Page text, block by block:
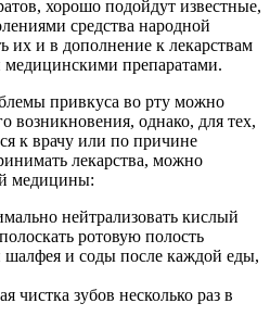
хорошо подойдут известные,
средства народной
и в дополнение к лекарствам
препаратами.
привкуса во рту можно
возникновения, однако, для тех,
к врачу или по причине
лекарства, можно
медицины:
нейтрализовать кислый
ротовую полость
и соды после каждой еды,
чистка зубов несколько раз в